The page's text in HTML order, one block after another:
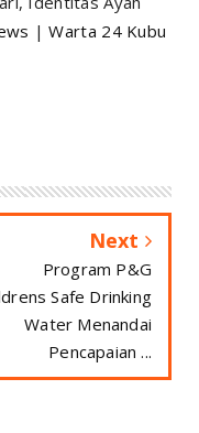
|Warta 24 Kubu
Next
Program P&G
Safe Drinking
Water Menandai
Pencapaian ...